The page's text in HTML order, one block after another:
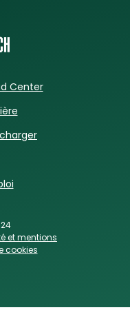
Center
et mentions
cookies